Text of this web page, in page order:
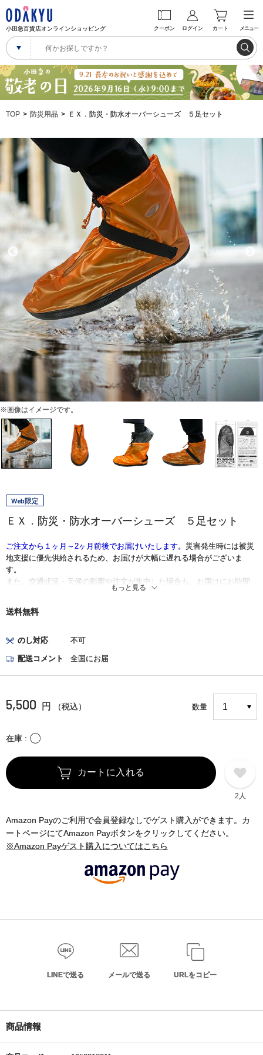
小田急百貨店オンラインショッピング クーポン ログイン カート メニュー
TOP 防災用品 ＥＸ．防災・防水オーバーシューズ ５足セット
※画像はイメージです。
Web限定
ＥＸ．防災・防水オーバーシューズ ５足セット
ご注文から１ヶ月～2ヶ月前後でお届けいたします。 災害発生時には被災
地支援に優先供給されるため、お届けが大幅に遅れる場合がございま
す。
また、交通状況・天候の影響や注文が集中した場合も、お届けにお時間
もっと見る
送料無料
のし対応 不可
配送コメント 全国にお届
5,500 円 （税込） 数量
在庫 〇
カートに入れる
2人
Amazon Payのご利用で会員登録なしでゲスト購入ができます。カ
ートページにてAmazon Payボタンをクリックしてください。
※Amazon Payゲスト購入についてはこちら
LINEで送る メールで送る URLをコピー
商品情報